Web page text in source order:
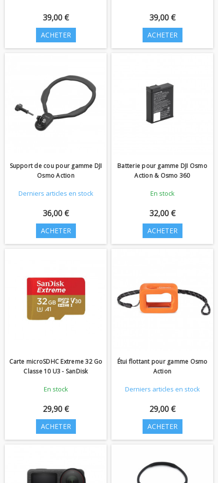
39,00 €
ACHETER
39,00 €
ACHETER
Support de cou pour gamme DJI
Osmo Action
Derniers articles en stock
36,00 €
ACHETER
Batterie pour gamme DJI Osmo
Action & Osmo 360
En stock
32,00 €
ACHETER
Carte microSDHC Extreme 32 Go
Classe 10 U3 - SanDisk
En stock
29,90 €
ACHETER
Étui flottant pour gamme Osmo
Action
Derniers articles en stock
29,00 €
ACHETER